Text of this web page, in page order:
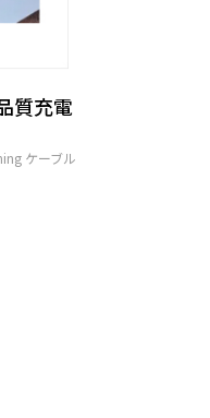
質充電
ケーブル